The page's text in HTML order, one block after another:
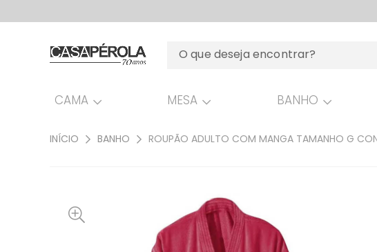
CAMA MESA BANHO
INÍCIO BANHO ROUPÃO ADULTO COM MANGA TAMANHO G